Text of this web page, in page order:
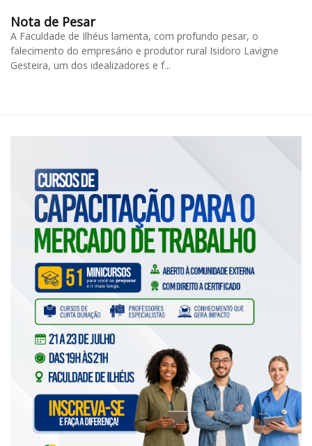
Nota de Pesar
A Faculdade de Ilhéus lamenta, com profundo pesar, o
falecimento do empresário e produtor rural Isidoro Lavigne
Gesteira, um dos idealizadores e f...